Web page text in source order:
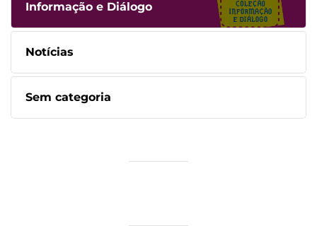
Informação e Diálogo
Notícias
Sem categoria